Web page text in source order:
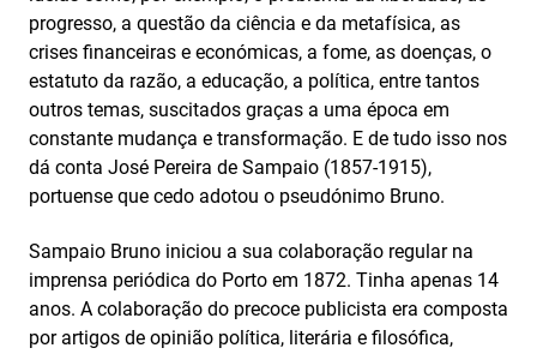
progresso, a questão da ciência e da metafísica, as
crises financeiras e económicas, a fome, as doenças, o
estatuto da razão, a educação, a política, entre tantos
outros temas, suscitados graças a uma época em
constante mudança e transformação. E de tudo isso nos
dá conta José Pereira de Sampaio (1857-1915),
portuense que cedo adotou o pseudónimo Bruno.
Sampaio Bruno iniciou a sua colaboração regular na
imprensa periódica do Porto em 1872. Tinha apenas 14
anos. A colaboração do precoce publicista era composta
por artigos de opinião política, literária e filosófica,